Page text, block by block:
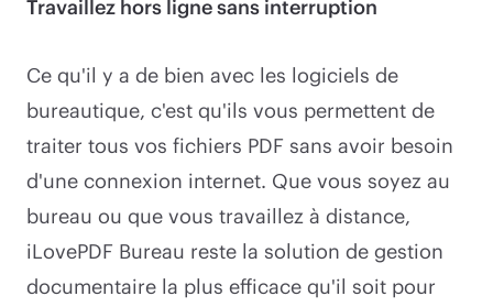
Travaillez hors ligne sans interruption
Ce qu'il y a de bien avec les logiciels de
bureautique, c'est qu'ils vous permettent de
traiter tous vos fichiers PDF sans avoir besoin
d'une connexion internet. Que vous soyez au
bureau ou que vous travaillez à distance,
iLovePDF Bureau reste la solution de gestion
documentaire la plus efficace qu'il soit pour